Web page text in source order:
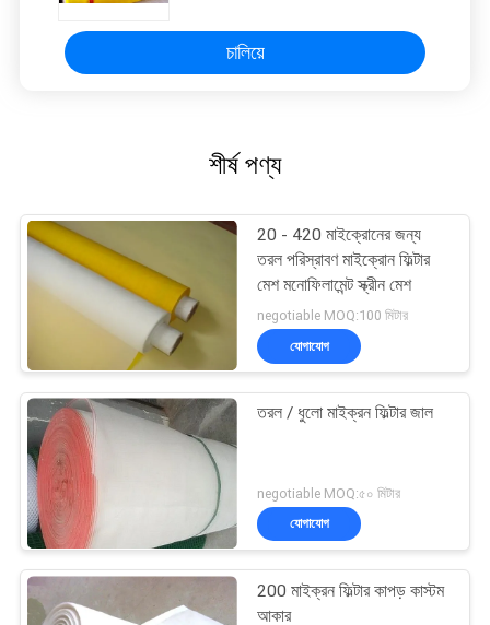
চালিয়ে
শীর্ষ পণ্য
20 - 420 মাইক্রোনের জন্য
তরল পরিস্রাবণ মাইক্রোন ফিল্টার
মেশ মনোফিলামেন্ট স্ক্রীন মেশ
negotiable MOQ:100 মিটার
যোগাযোগ
তরল / ধুলো মাইক্রন ফিল্টার জাল
negotiable MOQ:৫০ মিটার
যোগাযোগ
200 মাইক্রন ফিল্টার কাপড় কাস্টম
আকার